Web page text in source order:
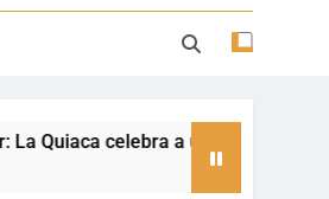
y regalos
nacional del taekwondo